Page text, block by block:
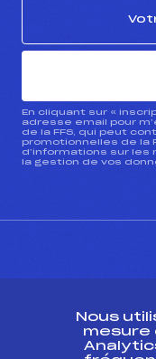
En cliquant sur «
adresse email pour
de la FFS, qui peut
promotionnelles de la
d’informations sur
la gestion de vos
ESPACE PRESSE
Nous
mesure